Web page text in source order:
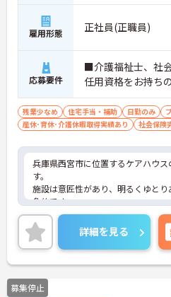
雇用形態 正社員(正職員)
応募要件
■介護福祉士、社
任用資格をお持ち
残業少なめ 住宅手当・補助 日勤のみ
産休･育休･介護休暇取得実績あり
社会保険
兵庫県西宮市に位置するケアハウス
す。
施設は意匠性があり、明るくゆとり
象的です。
80名の特別養護老人ホームに併設
アハウスを運営しております。
ケアハウス入居者は比較的軽度な方
で余暇を過ごされています。
業界経験があればOK。ご興味があ
イナビまでお問い合わせください。
お伝えします！
詳細を見る
募集停止